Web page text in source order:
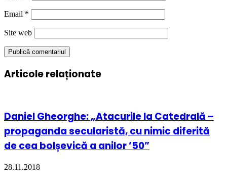
Email *
Site web
Articole relaționate
Daniel Gheorghe: „Atacurile la Catedrală –
propaganda secularistă, cu nimic diferită
de cea bolșevică a anilor ’50”
28.11.2018